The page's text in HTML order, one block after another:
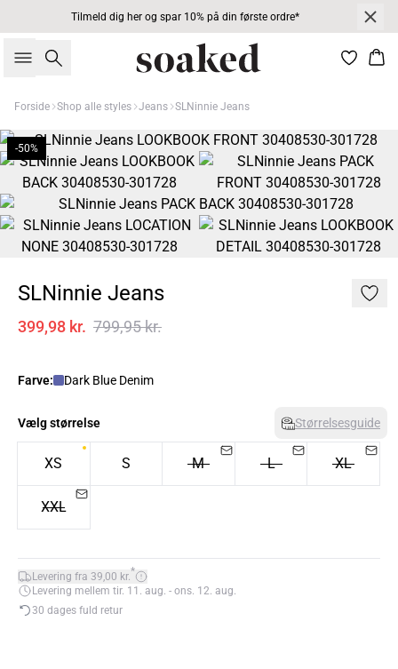
Tilmeld dig her og spar 10% på din første ordre*
Søg
Forside Shop alle styles Jeans SLNinnie Jeans
-50%
SLNinnie Jeans
399,98 kr. 799,95 kr.
Farve: Dark Blue Denim
Vælg størrelse Størrelsesguide
XS S M L XL
XXL
Levering fra 39,00 kr.*
Levering mellem tir. 11. aug. - ons. 12. aug.
30 dages fuld retur